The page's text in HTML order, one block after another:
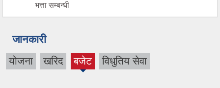
भत्ता सम्बन्धी
जानकारी
योजना खरिद बजेट
(active
विधुतिय सेवा